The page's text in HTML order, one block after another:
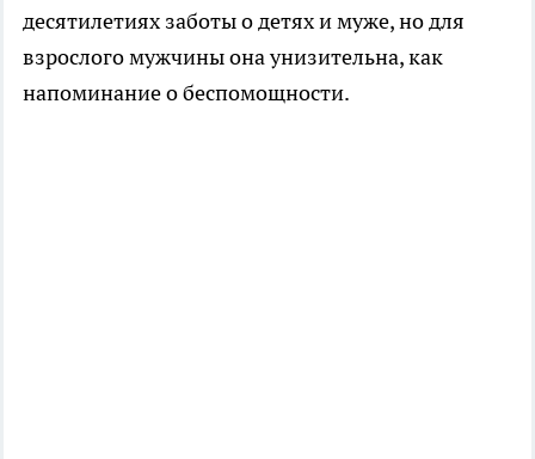
десятилетиях заботы о детях и муже, но для
взрослого мужчины она унизительна, как
напоминание о беспомощности.